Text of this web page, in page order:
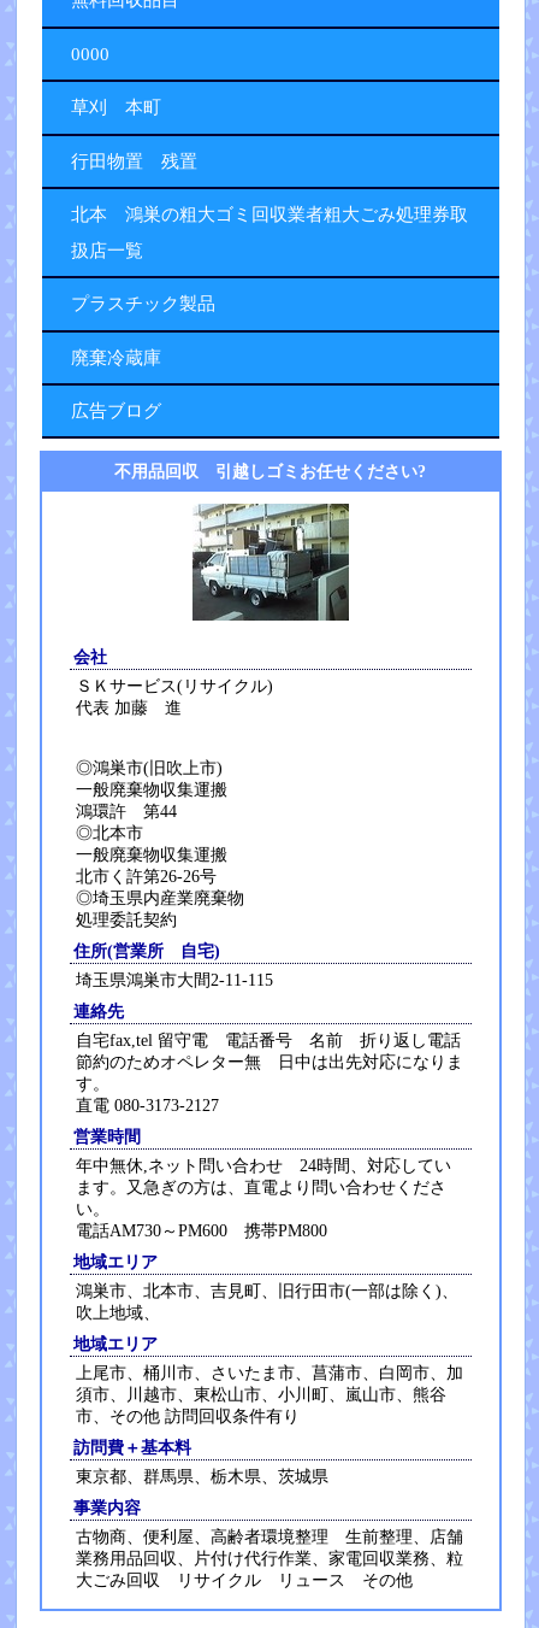
0000
草刈 本町
行田物置 残置
北本 鴻巣の粗大ゴミ回収業者粗大ごみ処理券取
扱店一覧
プラスチック製品
廃棄冷蔵庫
広告ブログ
不用品回収 引越しゴミお任せください?
会社
ＳＫサービス(リサイクル)
代表 加藤 進
◎鴻巣市(旧吹上市)
一般廃棄物収集運搬
鴻環許 第44
◎北本市
一般廃棄物収集運搬
北市く許第26-26号
◎埼玉県内産業廃棄物
処理委託契約
住所(営業所 自宅)
埼玉県鴻巣市大間2-11-115
連絡先
自宅fax,tel 留守電 電話番号 名前 折り返し電話
節約のためオペレター無 日中は出先対応になりま
す。
直電 080-3173-2127
営業時間
年中無休,ネット問い合わせ 24時間、対応してい
ます。又急ぎの方は、直電より問い合わせくださ
い。
電話AM730～PM600 携帯PM800
地域エリア
鴻巣市、北本市、吉見町、旧行田市(一部は除く)、
吹上地域、
地域エリア
上尾市、桶川市、さいたま市、菖蒲市、白岡市、加
須市、川越市、東松山市、小川町、嵐山市、熊谷
市、その他 訪問回収条件有り
訪問費＋基本料
東京都、群馬県、栃木県、茨城県
事業内容
古物商、便利屋、高齢者環境整理 生前整理、店舗
業務用品回収、片付け代行作業、家電回収業務、粒
大ごみ回収 リサイクル リュース その他